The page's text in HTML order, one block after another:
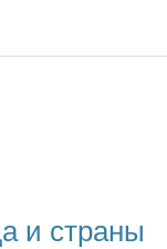
и страны